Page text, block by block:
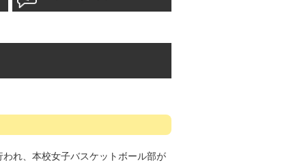
れ、本校女子バスケットボール部が